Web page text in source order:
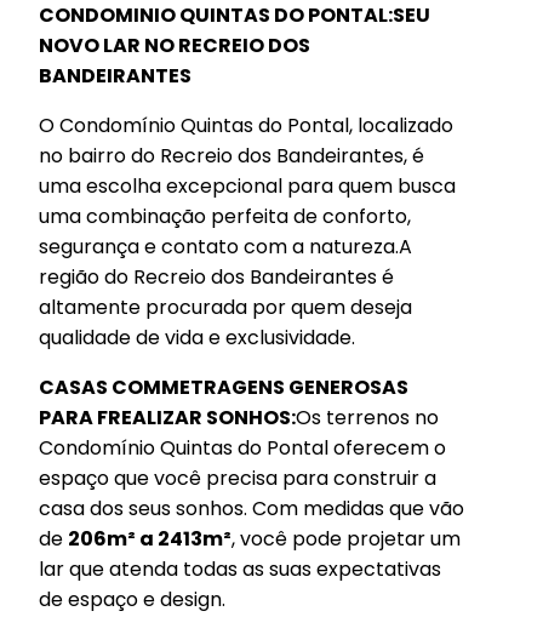
CONDOMINIO QUINTAS DO PONTAL:SEU
NOVO LAR NO RECREIO DOS
BANDEIRANTES
O Condomínio Quintas do Pontal, localizado
no bairro do Recreio dos Bandeirantes, é
uma escolha excepcional para quem busca
uma combinação perfeita de conforto,
segurança e contato com a natureza.A
região do Recreio dos Bandeirantes é
altamente procurada por quem deseja
qualidade de vida e exclusividade.
CASAS COMMETRAGENS GENEROSAS
PARA FREALIZAR SONHOS:Os terrenos no
Condomínio Quintas do Pontal oferecem o
espaço que você precisa para construir a
casa dos seus sonhos. Com medidas que vão
de 206m² a 2413m², você pode projetar um
lar que atenda todas as suas expectativas
de espaço e design.